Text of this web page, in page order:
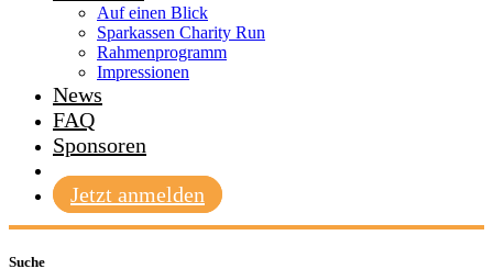
Auf einen Blick
Sparkassen Charity Run
Rahmenprogramm
Impressionen
News
FAQ
Sponsoren
Jetzt anmelden
Suche